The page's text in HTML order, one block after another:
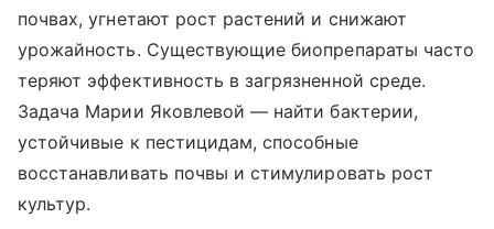
почвах, угнетают рост растений и снижают
урожайность. Существующие биопрепараты часто
теряют эффективность в загрязненной среде.
Задача Марии Яковлевой — найти бактерии,
устойчивые к пестицидам, способные
восстанавливать почвы и стимулировать рост
культур.